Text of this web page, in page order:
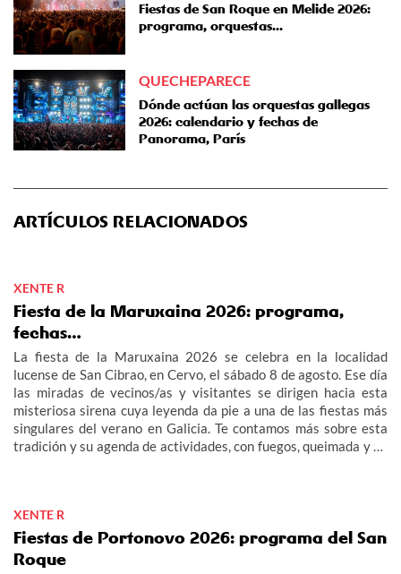
Fiestas de San Roque en Melide 2026:
programa, orquestas...
QUECHEPARECE
Dónde actúan las orquestas gallegas
2026: calendario y fechas de
Panorama, París
ARTÍCULOS RELACIONADOS
XENTE R
Fiesta de la Maruxaina 2026: programa,
fechas…
La fiesta de la Maruxaina 2026 se celebra en la localidad
lucense de San Cibrao, en Cervo, el sábado 8 de agosto. Ese día
las miradas de vecinos/as y visitantes se dirigen hacia esta
misteriosa sirena cuya leyenda da pie a una de las fiestas más
singulares del verano en Galicia. Te contamos más sobre esta
tradición y su agenda de actividades, con fuegos, queimada y un
XENTE R
Fiestas de Portonovo 2026: programa del San
Roque